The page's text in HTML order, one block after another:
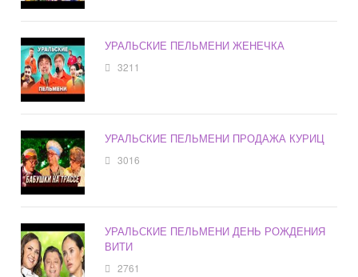
УРАЛЬСКИЕ ПЕЛЬМЕНИ ЖЕНЕЧКА
3211
УРАЛЬСКИЕ ПЕЛЬМЕНИ ПРОДАЖА КУРИЦ
3016
УРАЛЬСКИЕ ПЕЛЬМЕНИ ДЕНЬ РОЖДЕНИЯ
ВИТИ
2761